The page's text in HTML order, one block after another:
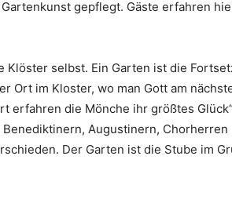
gepflegt. Gäste erfahren
Klöster selbst. Ein Garten ist die
Ort im Kloster, wo man Gott am
erfahren die Mönche ihr größtes
Augustinern,
Der Garten ist die Stube im